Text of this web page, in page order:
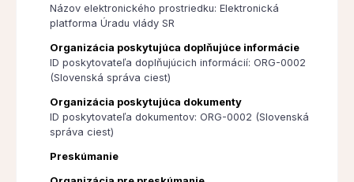
Názov elektronického prostriedku: Elektronická
platforma Úradu vlády SR
Organizácia poskytujúca doplňujúce informácie
ID poskytovateľa doplňujúcich informácií: ORG-0002
(Slovenská správa ciest)
Organizácia poskytujúca dokumenty
ID poskytovateľa dokumentov: ORG-0002 (Slovenská
správa ciest)
Preskúmanie